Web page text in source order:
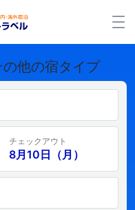
の他の宿タイプ
チェックアウト
8月10日（月）